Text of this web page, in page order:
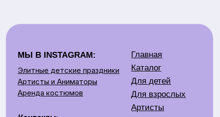
д.60, пом. 208, секция 10.
в ЗАO "БСБ Банк" БИК UNBSBY2X
Директор Рубинчик В.И.
Сделано с любовью